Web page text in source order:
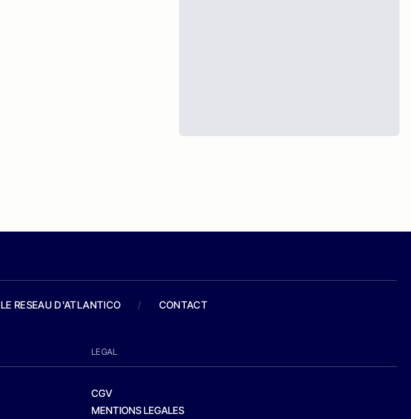
LE RESEAU D'ATLANTICO / CONTACT
LEGAL
CGV
MENTIONS LEGALES